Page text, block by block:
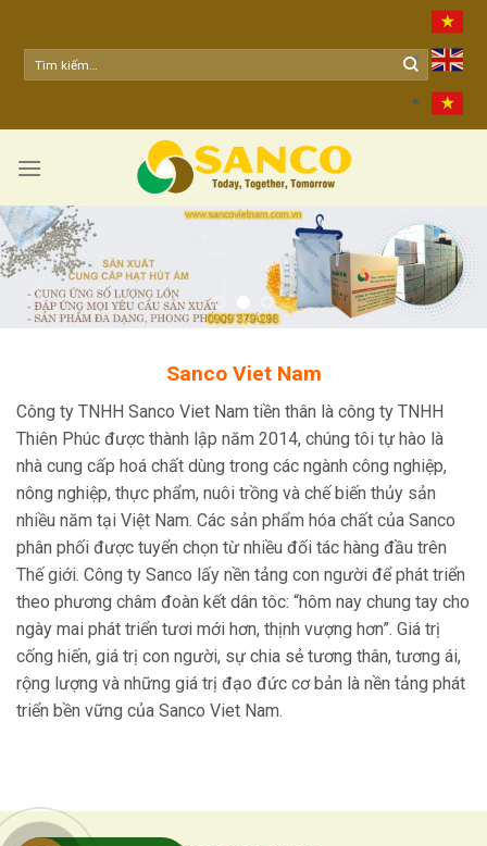
content
Sanco Viet Nam
Công ty TNHH Sanco Viet Nam tiền thân là công ty TNHH
Thiên Phúc được thành lập năm 2014, chúng tôi tự hào là
nhà cung cấp hoá chất dùng trong các ngành công nghiệp,
nông nghiệp, thực phẩm, nuôi trồng và chế biến thủy sản
nhiều năm tại Việt Nam. Các sản phẩm hóa chất của Sanco
phân phối được tuyển chọn từ nhiều đối tác hàng đầu trên
Thế giới. Công ty Sanco lấy nền tảng con người để phát triển
theo phương châm đoàn kết dân tôc: “hôm nay chung tay cho
ngày mai phát triển tươi mới hơn, thịnh vượng hơn”. Giá trị
cống hiến, giá trị con người, sự chia sẻ tương thân, tương ái,
rộng lượng và những giá trị đạo đức cơ bản là nền tảng phát
triển bền vững của Sanco Viet Nam.